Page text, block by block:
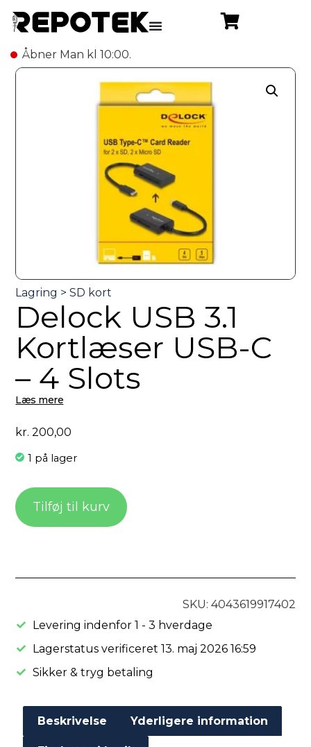
Åbner Man kl 10:00.
Delock USB 3.1
Kortlæser USB-C
– 4 Slots
Læs mere
kr. 200,00
1 på lager
Tilføj til kurv
SKU: 4043619917402
Levering indenfor 1 - 3 hverdage
Lagerstatus verificeret 13. maj 2026 16:59
Sikker & tryg betaling
Beskrivelse Yderligere information